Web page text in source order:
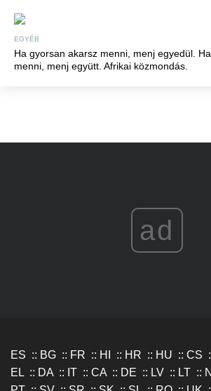
EGYÉB
Ha gyorsan akarsz menni, menj egyedül.
menni, menj együtt. Afrikai közmondás.
ad
ES :: BG :: FR :: HI :: HR :: HU :: CS
EL :: DA :: IT :: CA :: DE :: LV :: LT ::